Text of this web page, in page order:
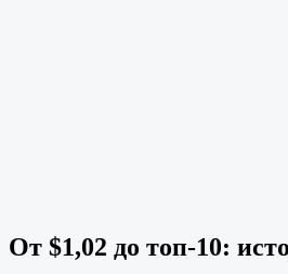
От $1,02 до топ-10: